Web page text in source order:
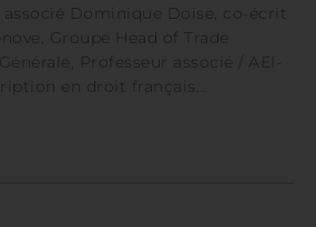
Dominique Doise, co-écrit
Groupe Head of Trade
Professeur associé / AEI-
en droit français…